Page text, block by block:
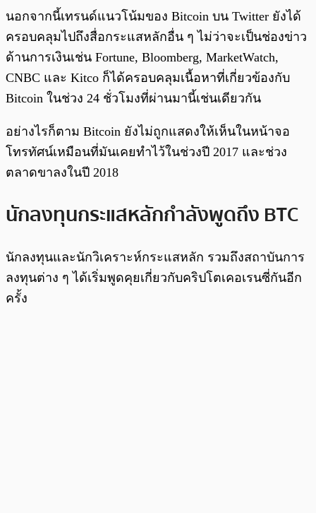
นอกจากนี้เทรนด์แนวโน้มของ Bitcoin บน Twitter ยังได้
ครอบคลุมไปถึงสื่อกระแสหลักอื่น ๆ ไม่ว่าจะเป็นช่องข่าว
ด้านการเงินเช่น Fortune, Bloomberg, MarketWatch,
CNBC และ Kitco ก็ได้ครอบคลุมเนื้อหาที่เกี่ยวข้องกับ
Bitcoin ในช่วง 24 ชั่วโมงที่ผ่านมานี้เช่นเดียวกัน
อย่างไรก็ตาม Bitcoin ยังไม่ถูกแสดงให้เห็นในหน้าจอ
โทรทัศน์เหมือนที่มันเคยทำไว้ในช่วงปี 2017 และช่วง
ตลาดขาลงในปี 2018
นักลงทุนกระแสหลักกำลังพูดถึง BTC
นักลงทุนและนักวิเคราะห์กระแสหลัก รวมถึงสถาบันการ
ลงทุนต่าง ๆ ได้เริ่มพูดคุยเกี่ยวกับคริปโตเคอเรนซี่กันอีก
ครั้ง